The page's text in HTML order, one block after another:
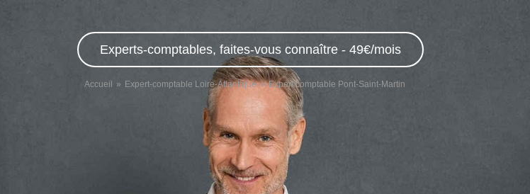
Experts-comptables, faites-vous connaître - 49€/mois
Accueil Expert-comptable Loire-Atlantique Expert comptable Pont-Saint-Martin